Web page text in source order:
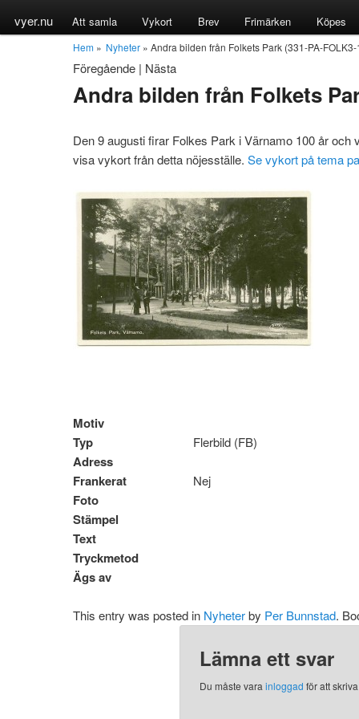
vyer.nu Att samla Vykort Brev Frimärken Köpes
Hem » Nyheter » Andra bilden från Folkets Park (331-PA-FOLK3-
Föregående | Nästa
Andra bilden från Folkets
Den 9 augusti firar Folkes Park i Värnamo 100 år och
visa vykort från detta nöjesställe. Se vykort på tema
Motiv
Typ
Flerbild (FB)
Adress
Frankerat
Nej
Foto
Stämpel
Text
Tryckmetod
Ägs av
This entry was posted in Nyheterby Per Bunnstad.
Lämna ett svar
Du måste varainloggad för att